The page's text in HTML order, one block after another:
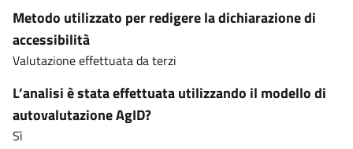
Metodo utilizzato per redigere la dichiarazione di
accessibilità
Valutazione effettuata da terzi
L’analisi è stata effettuata utilizzando il modello di
autovalutazione AgID?
Sì